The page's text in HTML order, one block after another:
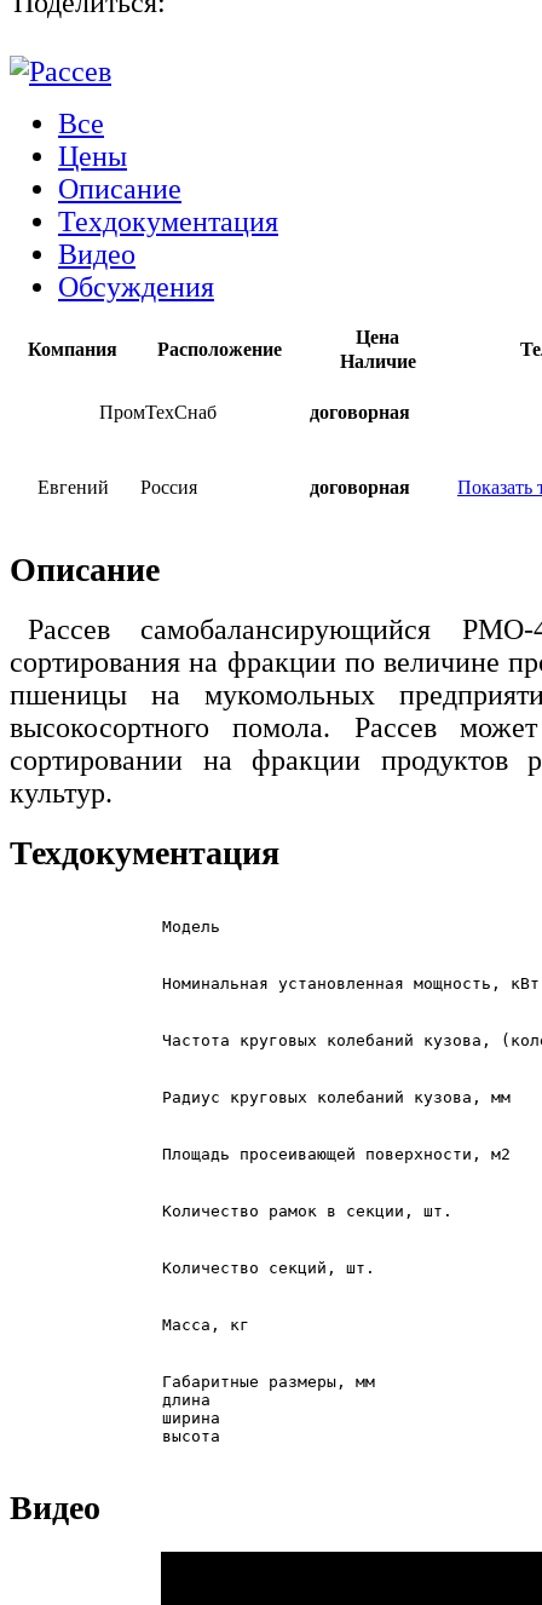
Все
Цены
Описание
Техдокументация
Видео
Обсуждения
Компания Расположение
Цена
Наличие
ПромТехСнаб договорная
Евгений Россия договорная Показать
Описание
Рассев самобалансирующийся
сортирования на фракции по величине
пшеницы на мукомольных
высокосортного помола. Рассев
сортировании на фракции продуктов
культур.
Техдокументация
Модель
Номинальная установленная мощность, кВт
Частота круговых колебаний кузова,
Радиус круговых колебаний кузова, мм
Площадь просеивающей поверхности, м2
Количество рамок в секции, шт.
Количество секций, шт.
Масса, кг
Габаритные размеры, мм
длина
ширина
высота
Видео